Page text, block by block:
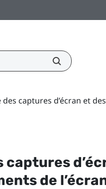
captures d’écran et
captures
de